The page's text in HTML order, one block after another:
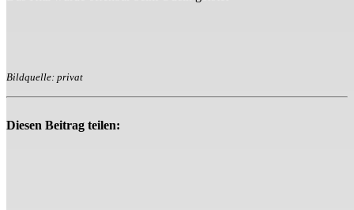
Bildquelle: privat
Diesen Beitrag teilen: